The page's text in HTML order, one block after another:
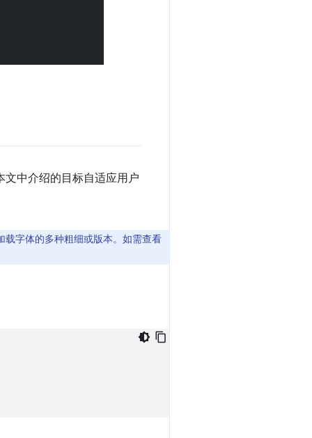
文中介绍的目标自适应用户
字体的多种粗细或版本。如需查看